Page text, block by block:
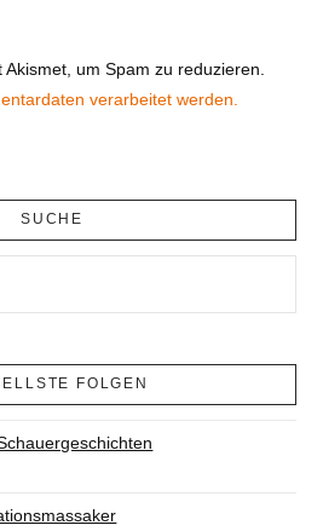
um Spam zu reduzieren.
verarbeitet werden.
SUCHE
FOLGEN